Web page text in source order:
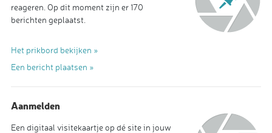
reageren. Op dit moment zijn er 170
berichten geplaatst.
Het prikbord bekijken »
Een bericht plaatsen »
Aanmelden
Een digitaal visitekaartje op dé site in jouw